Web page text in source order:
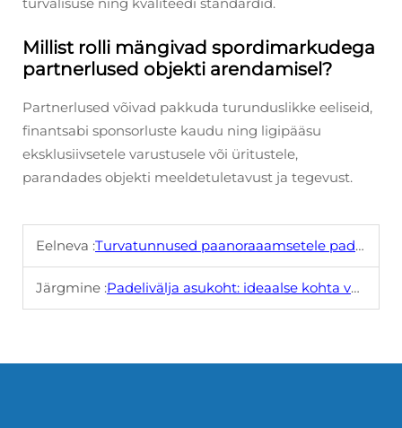
Millist rolli mängivad spordimarkudega
partnerlused objekti arendamisel?
Partnerlused võivad pakkuda turunduslikke eeliseid,
finantsabi sponsorluste kaudu ning ligipääsu
eksklusiivsetele varustusele või üritustele,
parandades objekti meeldetuletavust ja tegevust.
Eelneva :Turvatunnused paanoraaamsetele padelikorritele
Järgmine :Padelivälja asukoht: ideaalse kohta valimine